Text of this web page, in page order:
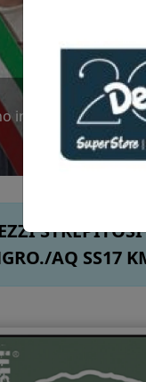
in
06-08-2026
Oltre 1
Feampa
AQ